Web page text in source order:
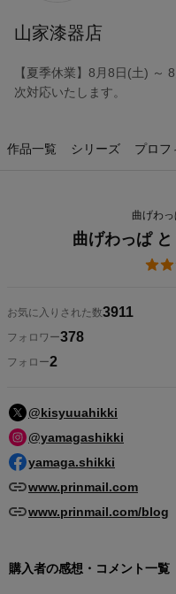
山家漆器店
【夏季休業】8月8日(土) ～
次対応いたします。
作品一覧 シリーズ プロフ
曲げわ
曲げわっぱ
お気に入りされた数3911
フォロワー378
フォロー2
@kisyuuahikki
@yamagashikki
yamaga.shikki
www.prinmail.com
www.prinmail.com/blog
購入者の感想・コメント一覧